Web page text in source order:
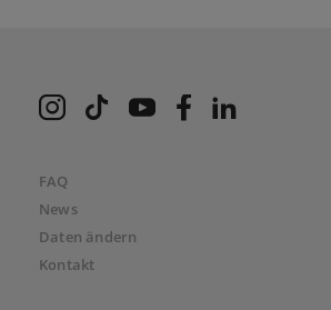
VKS bei Instagram
VKS bei TikTok
VKS bei
VKS bei
FAQ
News
Daten ändern
Kontakt